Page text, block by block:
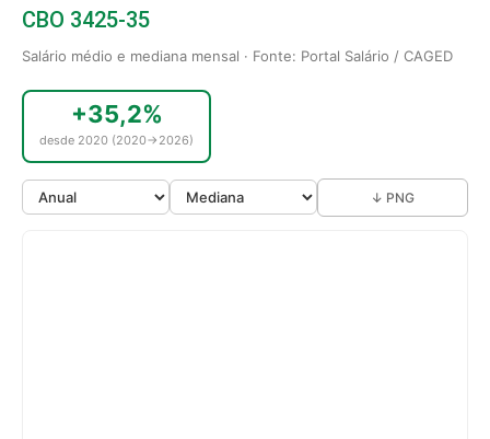
CBO 3425-35
Salário médio e mediana mensal · Fonte: Portal Salário / CAGED
+35,2%
desde 2020 (2020→2026)
↓ PNG